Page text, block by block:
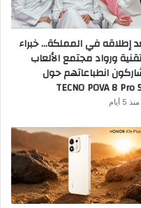
إطلاقه في المملكة… خبراء
ورواد مجتمع الألعاب
انطباعاتهم حول
TECNO POVA 8 Pro
منذ 5 أيام